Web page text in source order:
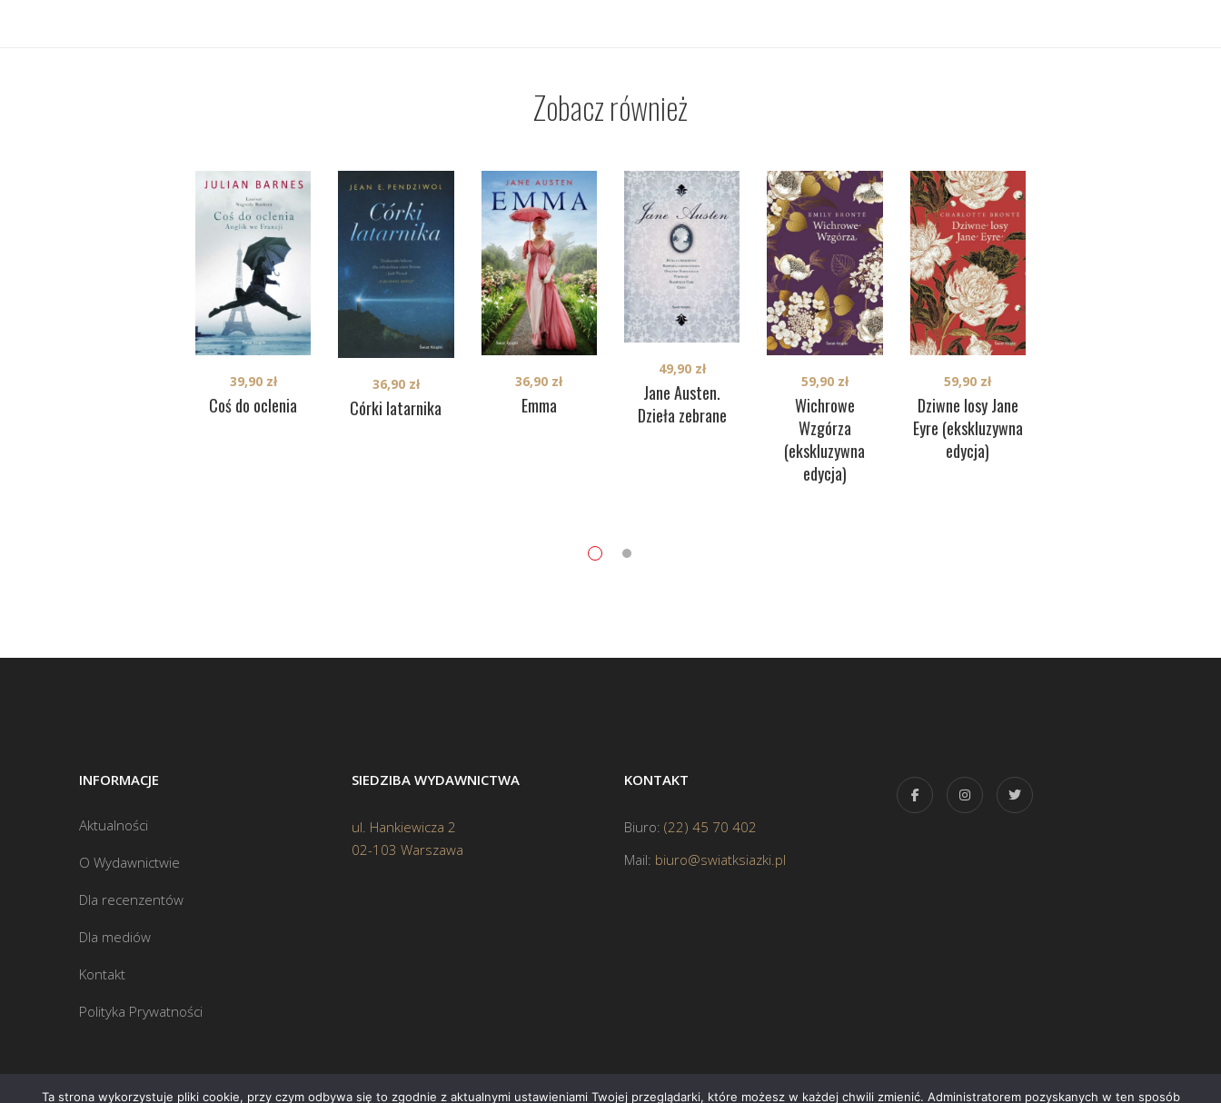
Zobacz również
Coś do oclenia
39,90 zł
Córki latarnika
36,90 zł
Emma
36,90 zł
Jane Austen.
Dzieła zebrane
49,90 zł
Wichrowe
Wzgórza
(ekskluzywna
edycja)
59,90 zł
Dziwne losy Jane
Eyre (ekskluzywna
edycja)
59,90 zł
INFORMACJE
Aktualności
O Wydawnictwie
Dla recenzentów
Dla mediów
Kontakt
Polityka Prywatności
SIEDZIBA WYDAWNICTWA
ul. Hankiewicza 2
02-103 Warszawa
KONTAKT
Biuro: (22) 45 70 402
Mail: biuro@swiatksiazki.pl
Ta strona wykorzystuje pliki cookie, przy czym odbywa się to zgodnie z aktualnymi ustawieniami Twojej przeglądarki, które możesz w każdej chwili zmienić. Administratorem pozyskanych w ten sposób